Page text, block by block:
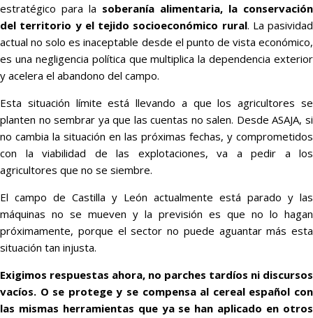
estratégico para la soberanía alimentaria, la conservación
del territorio y el tejido socioeconómico rural. La pasividad
actual no solo es inaceptable desde el punto de vista económico,
es una negligencia política que multiplica la dependencia exterior
y acelera el abandono del campo.
Esta situación límite está llevando a que los agricultores se
planten no sembrar ya que las cuentas no salen. Desde ASAJA, si
no cambia la situación en las próximas fechas, y comprometidos
con la viabilidad de las explotaciones, va a pedir a los
agricultores que no se siembre.
El campo de Castilla y León actualmente está parado y las
máquinas no se mueven y la previsión es que no lo hagan
próximamente, porque el sector no puede aguantar más esta
situación tan injusta.
Exigimos respuestas ahora, no parches tardíos ni discursos
vacíos. O se protege y se compensa al cereal español con
las mismas herramientas que ya se han aplicado en otros